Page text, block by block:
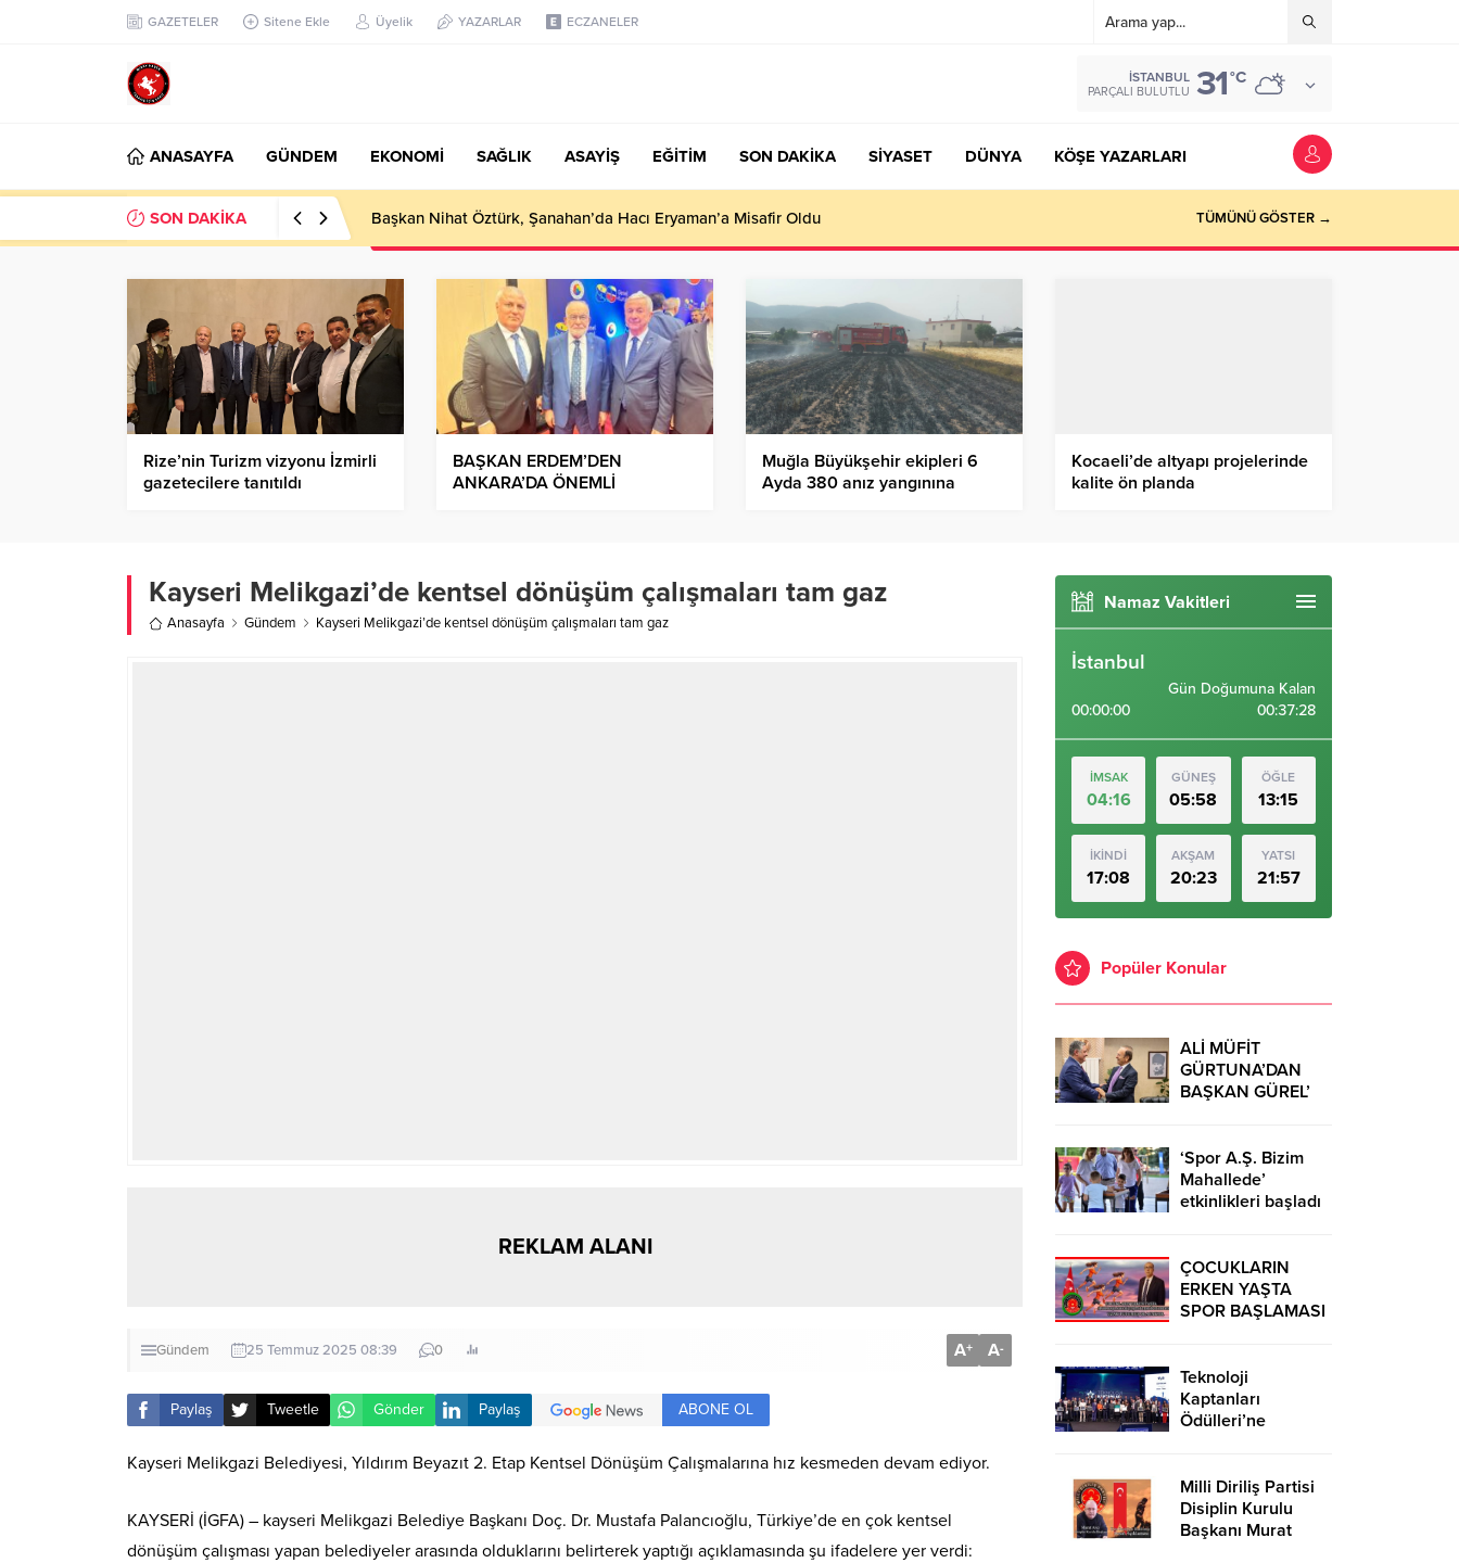
GAZETELER Sitene Ekle Üyelik YAZARLAR ECZANELER
İSTANBUL
PARÇALI BULUTLU 31°C
ANASAYFA GÜNDEM EKONOMİ SAĞLIK ASAYİŞ EĞİTİM SON DAKİKA SİYASET DÜNYA KÖŞE YAZARLARI
SON DAKİKA Başkan Nihat Öztürk, Şanahan’da Hacı Eryaman’a Misafir Oldu TÜMÜNÜ GÖSTER →
Rize’nin Turizm vizyonu İzmirli
gazetecilere tanıtıldı
BAŞKAN ERDEM’DEN
ANKARA’DA ÖNEMLİ
Muğla Büyükşehir ekipleri 6
Ayda 380 anız yangınına
Kocaeli’de altyapı projelerinde
kalite ön planda
Kayseri Melikgazi’de kentsel dönüşüm çalışmaları tam gaz
Anasayfa Gündem Kayseri Melikgazi’de kentsel dönüşüm çalışmaları tam gaz
REKLAM ALANI
Gündem 25 Temmuz 2025 08:39 0 A+ A-
Paylaş Tweetle Gönder Paylaş ABONE OL
Kayseri Melikgazi Belediyesi, Yıldırım Beyazıt 2. Etap Kentsel Dönüşüm Çalışmalarına hız kesmeden devam ediyor.
KAYSERİ (İGFA) – kayseri Melikgazi Belediye Başkanı Doç. Dr. Mustafa Palancıoğlu, Türkiye’de en çok kentsel
dönüşüm çalışması yapan belediyeler arasında olduklarını belirterek yaptığı açıklamasında şu ifadelere yer verdi:
Namaz Vakitleri
İstanbul
00:00:00
Gün Doğumuna Kalan
00:37:28
İMSAK
04:16
GÜNEŞ
05:58
ÖĞLE
13:15
İKİNDİ
17:08
AKŞAM
20:23
YATSI
21:57
Popüler Konular
ALİ MÜFİT
GÜRTUNA’DAN
BAŞKAN GÜREL’
‘Spor A.Ş. Bizim
Mahallede’
etkinlikleri başladı
ÇOCUKLARIN
ERKEN YAŞTA
SPOR BAŞLAMASI
UZAK TUTUMUŞ
OLACAKTIR
Teknoloji
Kaptanları
Ödülleri’ne
Milli Diriliş Partisi
Disiplin Kurulu
Başkanı Murat